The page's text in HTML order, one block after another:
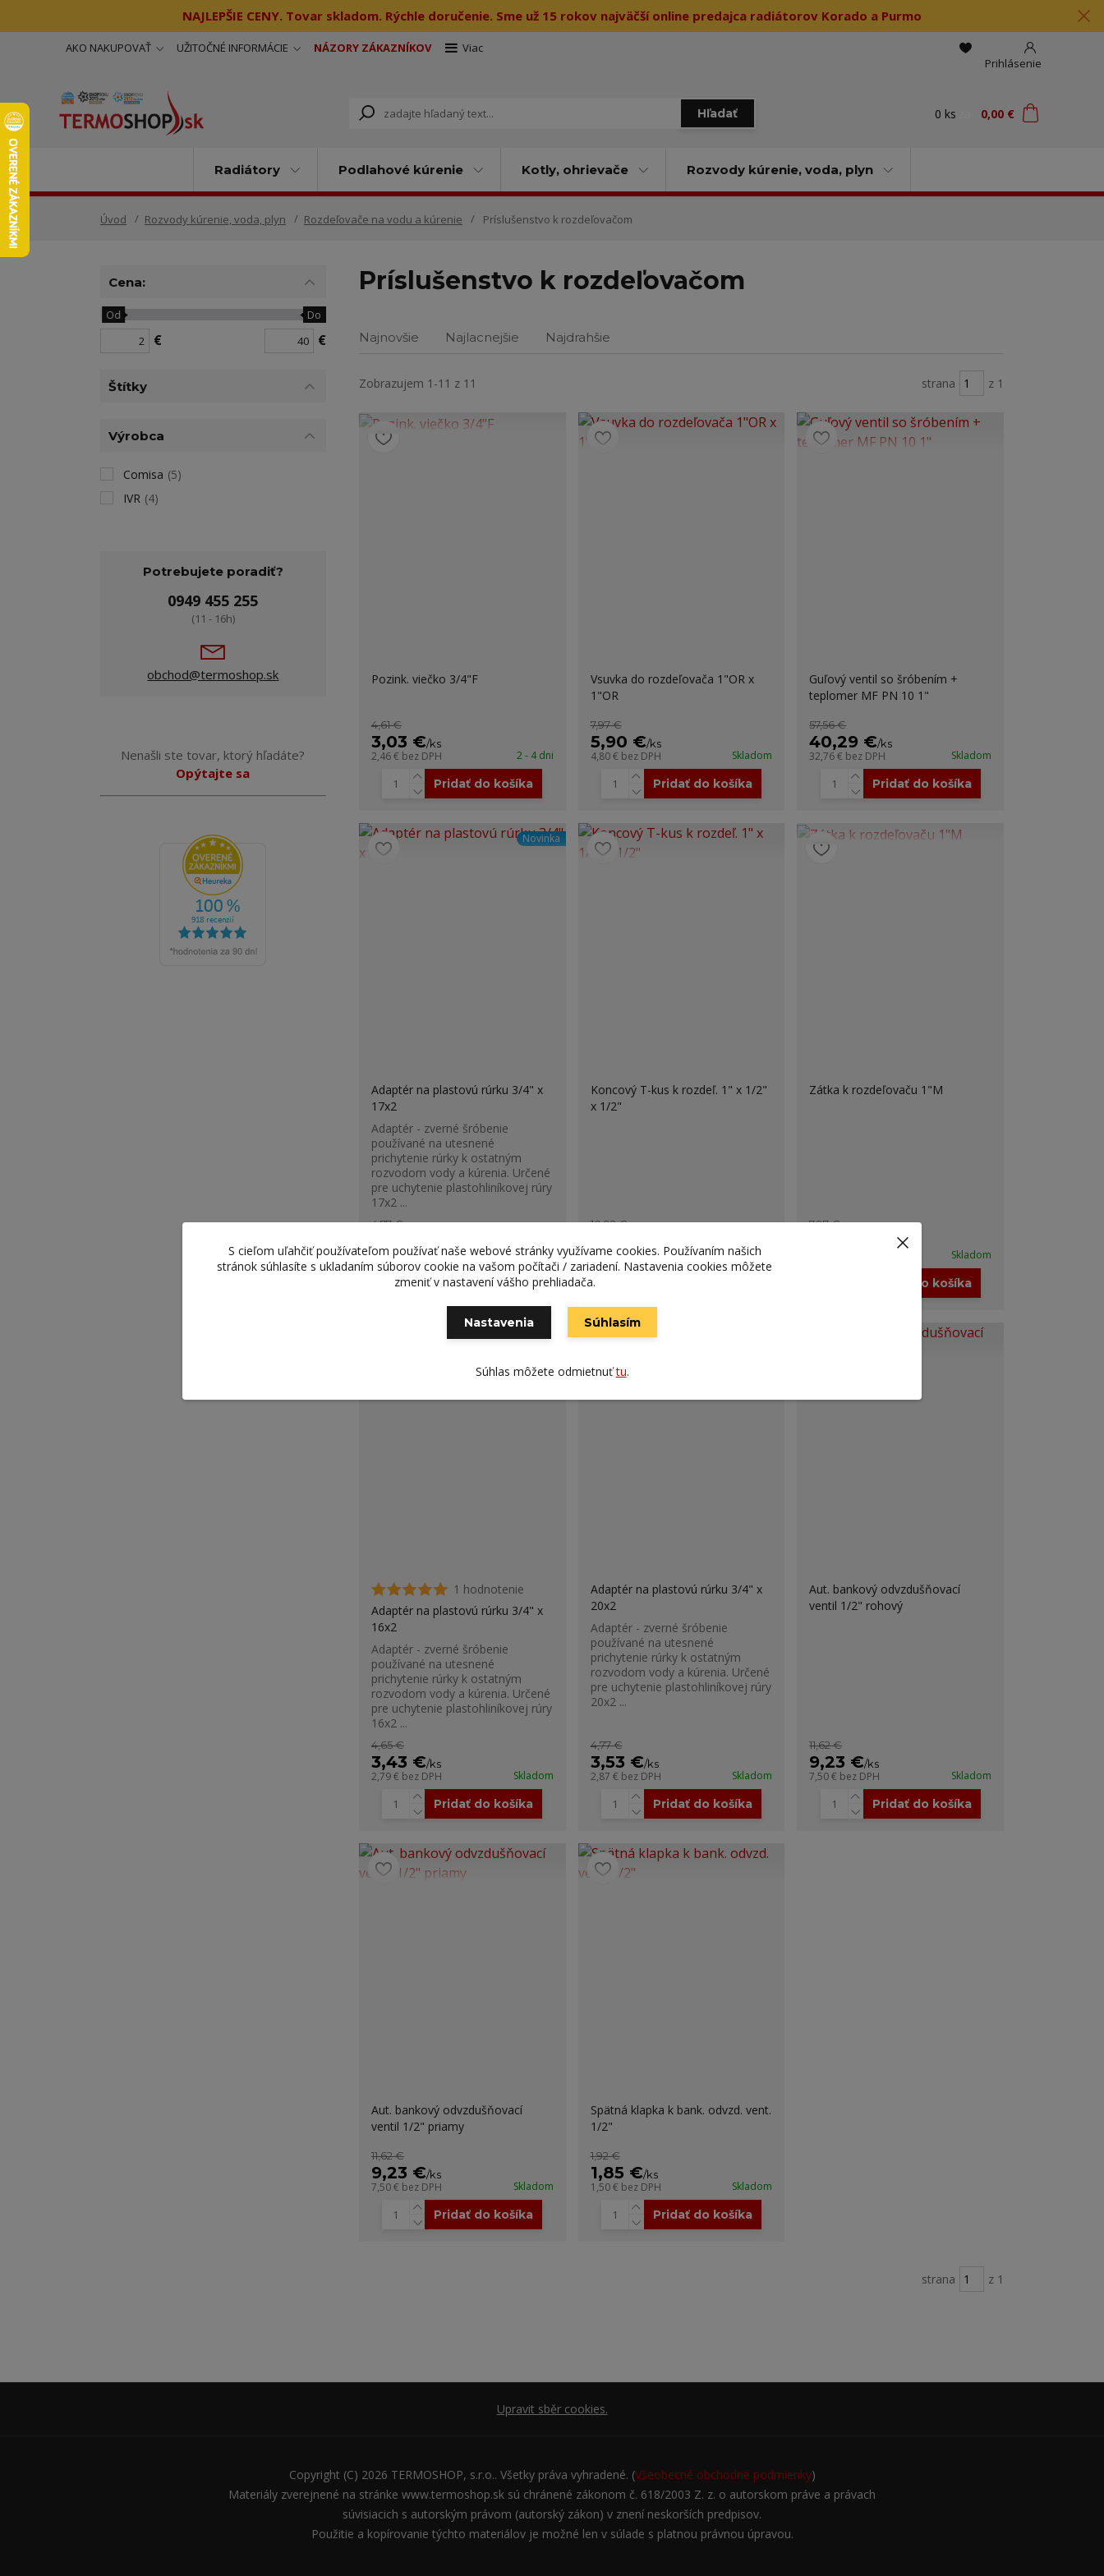
NAJLEPŠIE CENY. Tovar skladom. Rýchle doručenie. Sme už 15 rokov najväčší online predajca radiátorov Korado a Purmo
AKO NAKUPOVAŤ UŽITOČNÉ INFORMÁCIE NÁZORY ZÁKAZNÍKOV
Viac
Prihlásenie
Hľadať 0 ks 0,00 €
Radiátory Podlahové kúrenie Kotly, ohrievače Rozvody kúrenie, voda, plyn
Úvod Rozvody kúrenie, voda, plyn Rozdeľovače na vodu a kúrenie Príslušenstvo k rozdeľovačom
Príslušenstvo k rozdeľovačom
Najnovšie Najlacnejšie Najdrahšie
Zobrazujem 1-11 z 11 strana z 1
Pozink. viečko 3/4"F
4,61 €
3,03 €/ks
2,46 € bez DPH 2 - 4 dni
Pridať do košíka
Vsuvka do rozdeľovača 1"OR x
1"OR
7,97 €
5,90 €/ks
4,80 € bez DPH Skladom
Pridať do košíka
Guľový ventil so šróbením +
teplomer MF PN 10 1"
57,56 €
40,29 €/ks
32,76 € bez DPH Skladom
Pridať do košíka
Novinka
Adaptér na plastovú rúrku 3/4" x
17x2
Adaptér - zverné šróbenie
používané na utesnené
prichytenie rúrky k ostatným
rozvodom vody a kúrenia. Určené
pre uchytenie plastohliníkovej rúry
17x2 ...
4,77 €
3,53 €
2,87 €bez DPH Skladom
Pridať do košíka
Koncový T-kus k rozdeľ. 1" x 1/2"
x 1/2"
10,92 €
8,08 €
6,57 €bez DPH Skladom
Zátka k rozdeľovaču 1"M
7,97 €
Skladom
Pridať do košíka
1 hodnotenie
Adaptér na plastovú rúrku 3/4" x
16x2
Adaptér - zverné šróbenie
používané na utesnené
prichytenie rúrky k ostatným
rozvodom vody a kúrenia. Určené
pre uchytenie plastohliníkovej rúry
16x2 ...
4,65 €
3,43 €/ks
2,79 € bez DPH Skladom
Pridať do košíka
Adaptér na plastovú rúrku 3/4" x
20x2
Adaptér - zverné šróbenie
používané na utesnené
prichytenie rúrky k ostatným
rozvodom vody a kúrenia. Určené
pre uchytenie plastohliníkovej rúry
20x2 ...
4,77 €
3,53 €/ks
2,87 € bez DPH Skladom
Pridať do košíka
Aut. bankový odvzdušňovací
ventil 1/2" rohový
11,62 €
9,23 €/ks
7,50 € bez DPH Skladom
Pridať do košíka
Aut. bankový odvzdušňovací
ventil 1/2" priamy
11,62 €
9,23 €/ks
7,50 € bez DPH Skladom
Pridať do košíka
Spätná klapka k bank. odvzd. vent.
1/2"
1,92 €
1,85 €/ks
1,50 € bez DPH Skladom
Pridať do košíka
strana z 1
Cena:
€
Od Do
€
Štítky
Výrobca
Comisa (5)
IVR (4)
Potrebujete poradiť?
0949 455 255
(11 - 16h)
obchod@termoshop.sk
Nenašli ste tovar, ktorý hľadáte?
Opýtajte sa
Upravit sběr cookies.
Copyright (C) 2026 TERMOSHOP, s.r.o.. Všetky práva vyhradené. (Všeobecné obchodné podmienky)
Materiály zverejnené na stránke www.termoshop.sk sú chránené zákonom č. 618/2003 Z. z. o autorskom práve a právach
súvisiacich s autorským právom (autorský zákon) v znení neskorších predpisov.
Použitie a kopírovanie týchto materiálov je možné len v súlade s platnou právnou úpravou.
S cieľom uľahčiť používateľom používať naše webové stránky využívame cookies. Používaním našich
stránok súhlasíte s ukladaním súborov cookie na vašom počítači / zariadení. Nastavenia cookies môžete
zmeniť v nastavení vášho prehliadača.
Nastavenia Súhlasím
Súhlas môžete odmietnuťtu.